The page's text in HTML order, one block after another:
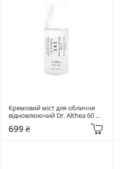
Кремовий міст для обличчя
відновлюючий Dr. Althea 60 мл
699 ₴